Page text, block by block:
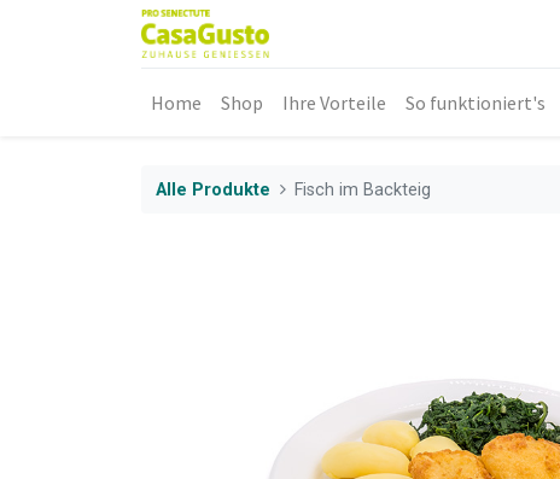
Home Shop Ihre Vorteile So funktioniert's
Alle Produkte Fisch im Backteig